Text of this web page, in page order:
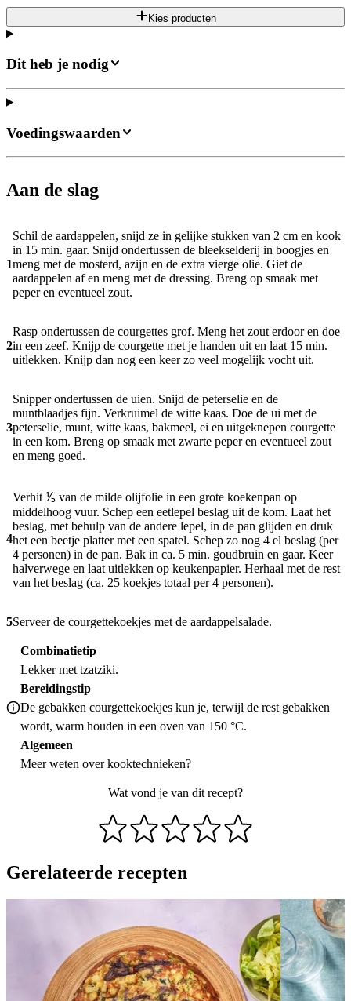
Kies producten
Dit heb je nodig
Aan de slag
1
Schil de aardappelen, snijd ze in gelijke stukken van 2 cm en kook
in 15 min. gaar. Snijd ondertussen de bleekselderij in boogjes en
meng met de mosterd, azijn en de extra vierge olie. Giet de
aardappelen af en meng met de dressing. Breng op smaak met
peper en eventueel zout.
2
Rasp ondertussen de courgettes grof. Meng het zout erdoor en doe
in een zeef. Knijp de courgette met je handen uit en laat 15 min.
uitlekken. Knijp dan nog een keer zo veel mogelijk vocht uit.
3
Snipper ondertussen de uien. Snijd de peterselie en de
muntblaadjes fijn. Verkruimel de witte kaas. Doe de ui met de
peterselie, munt, witte kaas, bakmeel, ei en uitgeknepen courgette
in een kom. Breng op smaak met zwarte peper en eventueel zout
en meng goed.
4
Verhit ⅕ van de milde olijfolie in een grote koekenpan op
middelhoog vuur. Schep een eetlepel beslag uit de kom. Laat het
beslag, met behulp van de andere lepel, in de pan glijden en druk
het een beetje platter met een spatel. Schep zo nog 4 el beslag (per
4 personen) in de pan. Bak in ca. 5 min. goudbruin en gaar. Keer
halverwege en laat uitlekken op keukenpapier. Herhaal met de rest
van het beslag (ca. 25 koekjes totaal per 4 personen).
5Serveer de courgettekoekjes met de aardappelsalade.
Combinatietip
Lekker met tzatziki.
Bereidingstip
De gebakken courgettekoekjes kun je, terwijl de rest gebakken
wordt, warm houden in een oven van 150 °C.
Algemeen
Meer weten overkooktechnieken?
Wat vond je van dit recept?
Voedingswaarden
Gerelateerde recepten